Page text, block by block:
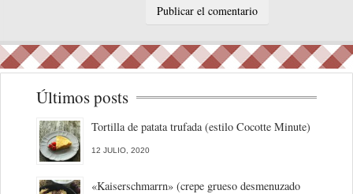
Últimos posts
Tortilla de patata trufada (estilo Cocotte Minute)
12 JULIO, 2020
«Kaiserschmarrn» (crepe grueso desmenuzado